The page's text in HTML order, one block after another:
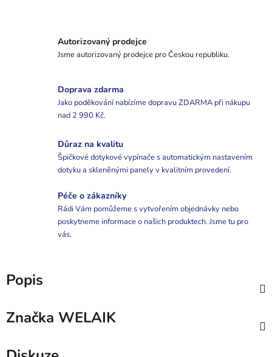
Autorizovaný prodejce
Jsme autorizovaný prodejce pro Českou republiku.
Doprava zdarma
Jako poděkování nabízíme dopravu ZDARMA při nákupu
nad 2 990 Kč.
Důraz na kvalitu
Špičkové dotykové vypínače s automatickým nastavením
dotyku a skleněnými panely v kvalitním provedení.
Péče o zákazníky
Rádi Vám pomůžeme s vytvořením objednávky nebo
poskytneme informace o našich produktech. Jsme tu pro
vás.
Popis
Značka WELAIK